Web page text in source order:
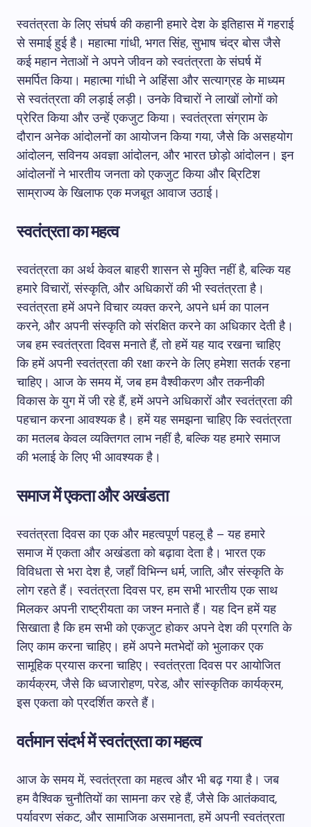
स्वतंत्रता के लिए संघर्ष की कहानी हमारे देश के इतिहास में गहराई
से समाई हुई है। महात्मा गांधी, भगत सिंह, सुभाष चंद्र बोस जैसे
कई महान नेताओं ने अपने जीवन को स्वतंत्रता के संघर्ष में
समर्पित किया। महात्मा गांधी ने अहिंसा और सत्याग्रह के माध्यम
से स्वतंत्रता की लड़ाई लड़ी। उनके विचारों ने लाखों लोगों को
प्रेरित किया और उन्हें एकजुट किया। स्वतंत्रता संग्राम के
दौरान अनेक आंदोलनों का आयोजन किया गया, जैसे कि असहयोग
आंदोलन, सविनय अवज्ञा आंदोलन, और भारत छोड़ो आंदोलन। इन
आंदोलनों ने भारतीय जनता को एकजुट किया और ब्रिटिश
साम्राज्य के खिलाफ एक मजबूत आवाज उठाई।
स्वतंत्रता का महत्व
स्वतंत्रता का अर्थ केवल बाहरी शासन से मुक्ति नहीं है, बल्कि यह
हमारे विचारों, संस्कृति, और अधिकारों की भी स्वतंत्रता है।
स्वतंत्रता हमें अपने विचार व्यक्त करने, अपने धर्म का पालन
करने, और अपनी संस्कृति को संरक्षित करने का अधिकार देती है।
जब हम स्वतंत्रता दिवस मनाते हैं, तो हमें यह याद रखना चाहिए
कि हमें अपनी स्वतंत्रता की रक्षा करने के लिए हमेशा सतर्क रहना
चाहिए। आज के समय में, जब हम वैश्वीकरण और तकनीकी
विकास के युग में जी रहे हैं, हमें अपने अधिकारों और स्वतंत्रता की
पहचान करना आवश्यक है। हमें यह समझना चाहिए कि स्वतंत्रता
का मतलब केवल व्यक्तिगत लाभ नहीं है, बल्कि यह हमारे समाज
की भलाई के लिए भी आवश्यक है।
समाज में एकता और अखंडता
स्वतंत्रता दिवस का एक और महत्वपूर्ण पहलू है – यह हमारे
समाज में एकता और अखंडता को बढ़ावा देता है। भारत एक
विविधता से भरा देश है, जहाँ विभिन्न धर्म, जाति, और संस्कृति के
लोग रहते हैं। स्वतंत्रता दिवस पर, हम सभी भारतीय एक साथ
मिलकर अपनी राष्ट्रीयता का जश्न मनाते हैं। यह दिन हमें यह
सिखाता है कि हम सभी को एकजुट होकर अपने देश की प्रगति के
लिए काम करना चाहिए। हमें अपने मतभेदों को भुलाकर एक
सामूहिक प्रयास करना चाहिए। स्वतंत्रता दिवस पर आयोजित
कार्यक्रम, जैसे कि ध्वजारोहण, परेड, और सांस्कृतिक कार्यक्रम,
इस एकता को प्रदर्शित करते हैं।
वर्तमान संदर्भ में स्वतंत्रता का महत्व
आज के समय में, स्वतंत्रता का महत्व और भी बढ़ गया है। जब
हम वैश्विक चुनौतियों का सामना कर रहे हैं, जैसे कि आतंकवाद,
पर्यावरण संकट, और सामाजिक असमानता, हमें अपनी स्वतंत्रता